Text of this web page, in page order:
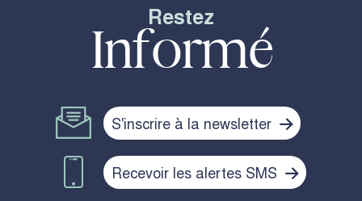
Restez
Informé
S'inscrire à la newsletter
Recevoir les alertes SMS